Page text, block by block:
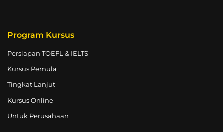
Program Kursus
Persiapan TOEFL & IELTS
Kursus Pemula
Tingkat Lanjut
Kursus Online
Untuk Perusahaan